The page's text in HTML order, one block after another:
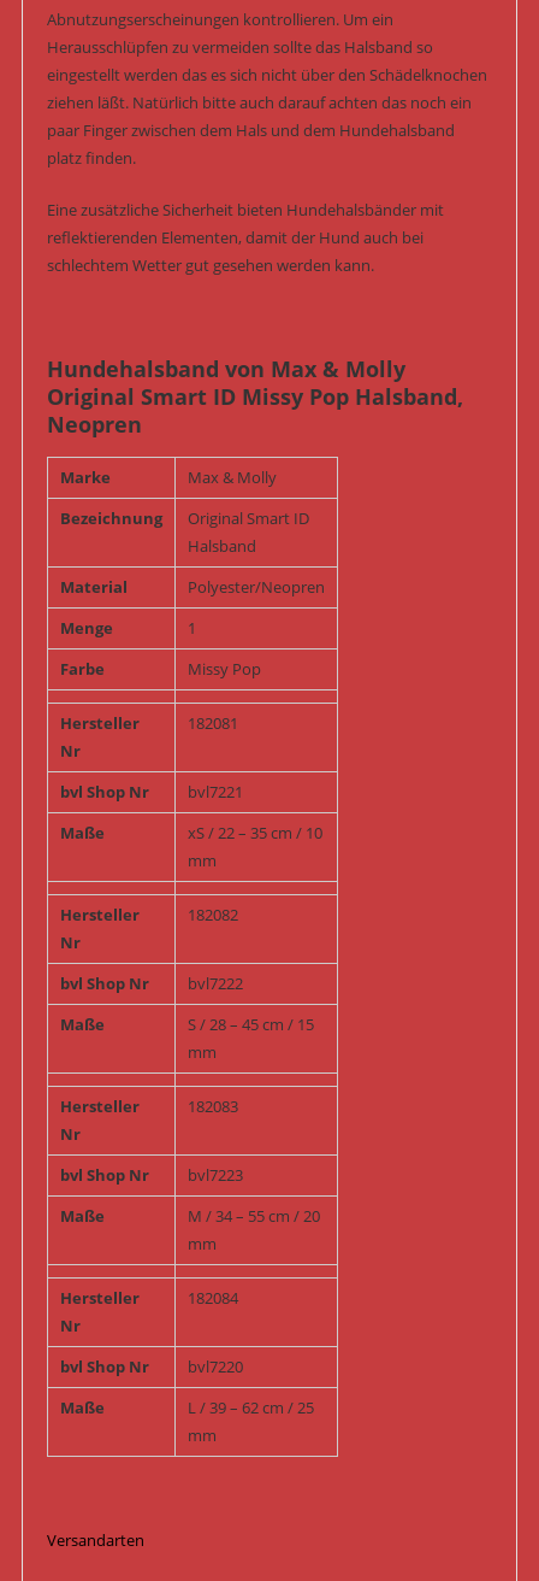
Abnutzungserscheinungen kontrollieren. Um ein
Herausschlüpfen zu vermeiden sollte das Halsband so
eingestellt werden das es sich nicht über den Schädelknochen
ziehen läßt. Natürlich bitte auch darauf achten das noch ein
paar Finger zwischen dem Hals und dem Hundehalsband
platz finden.
Eine zusätzliche Sicherheit bieten Hundehalsbänder mit
reflektierenden Elementen, damit der Hund auch bei
schlechtem Wetter gut gesehen werden kann.
Hundehalsband von Max & Molly
Original Smart ID Missy Pop Halsband,
Neopren
Marke
Max & Molly
Bezeichnung
Original Smart ID
Halsband
Material
Polyester/Neopren
Menge
1
Farbe
Missy Pop
Hersteller
Nr
182081
bvl Shop Nr
bvl7221
Maße
xS / 22 – 35 cm / 10
mm
Hersteller
Nr
182082
bvl Shop Nr
bvl7222
Maße
S / 28 – 45 cm / 15
mm
Hersteller
Nr
182083
bvl Shop Nr
bvl7223
Maße
M / 34 – 55 cm / 20
mm
Hersteller
Nr
182084
bvl Shop Nr
bvl7220
Maße
L / 39 – 62 cm / 25
mm
Versandarten